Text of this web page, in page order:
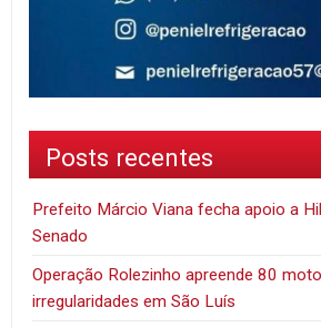
Posts recentes
Prefeito Márcio Viana fecha apoio a
Senado
Operação Rolezinho apreende 80
irregularidades em São Luís